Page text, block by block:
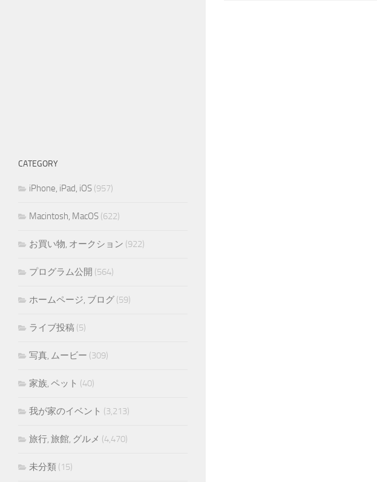
CATEGORY
iPhone, iPad, iOS (957)
Macintosh, MacOS (622)
お買い物, オークション (922)
プログラム公開 (564)
ホームページ, ブログ (59)
ライブ投稿 (5)
写真, ムービー (309)
家族, ペット (40)
我が家のイベント (3,213)
旅行, 旅館, グルメ (4,470)
未分類 (15)